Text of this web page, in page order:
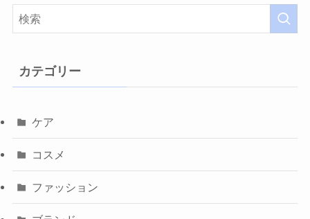
カテゴリー
ケア
コスメ
ファッション